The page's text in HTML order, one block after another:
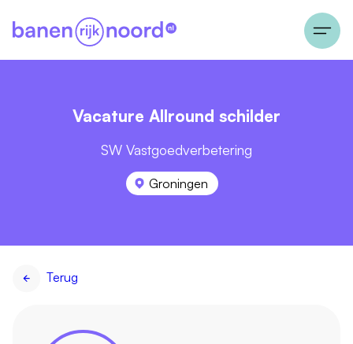
Vacature Allround schilder
SW Vastgoedverbetering
Groningen
Terug